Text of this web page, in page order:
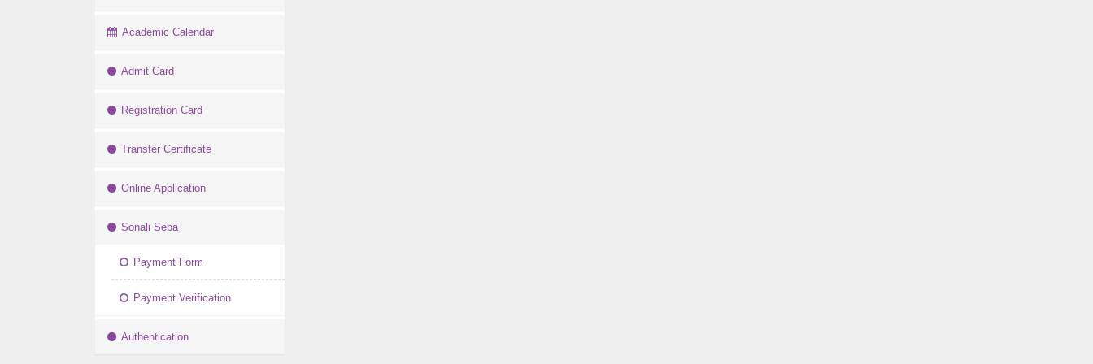
Academic Calendar
Admit Card
Registration Card
Transfer Certificate
Online Application
Sonali Seba
Payment Form
Payment Verification
Authentication